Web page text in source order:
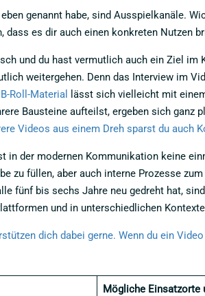
genannt habe, sind Ausspielkanäle.
dass es dir auch einen konkreten Nutzen
und du hast vermutlich auch ein Ziel im
weitergehen. Denn das Interview im
Roll-Material
lässt sich vielleicht mit
Bausteine aufteilst, ergeben sich ganz
Videos aus einem Dreh sparst du auch
in der modernen Kommunikation keine
zu füllen, aber auch interne Prozesse
fünf bis sechs Jahre neu gedreht hat,
und in unterschiedlichen
dich dabei gerne. Wenn du ein
Mögliche Einsatzorte